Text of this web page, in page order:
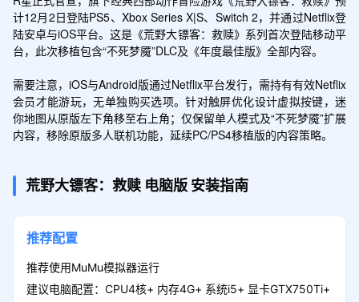
计12月2日登陆PS5、Xbox Series X|S、Switch 2，并通过Netflix登
陆安卓与iOS平台。这是《荒野大镖客：救赎》系列首次登陆移动平
台，此次移植包含“不死梦魇”DLC及《年度最佳版》全部内容。
需要注意，iOS与Android版通过Netflix平台发行，需持有有效Netflix
会员才能游玩，无单独购买选项。针对触屏优化设计虚拟按键，迷
你地图从原版左下角移至右上角；仅保留单人模式及“不死梦魇”扩展
内容，移除原版多人联机功能，延续PC/PS4移植版的内容策略。
荒野大镖客：救赎 电脑版 安装指南
推荐配置
推荐使用MuMu模拟器运行
建议电脑配置：CPU4核+ 内存4G+ 系统i5+ 显卡GTX750Ti+